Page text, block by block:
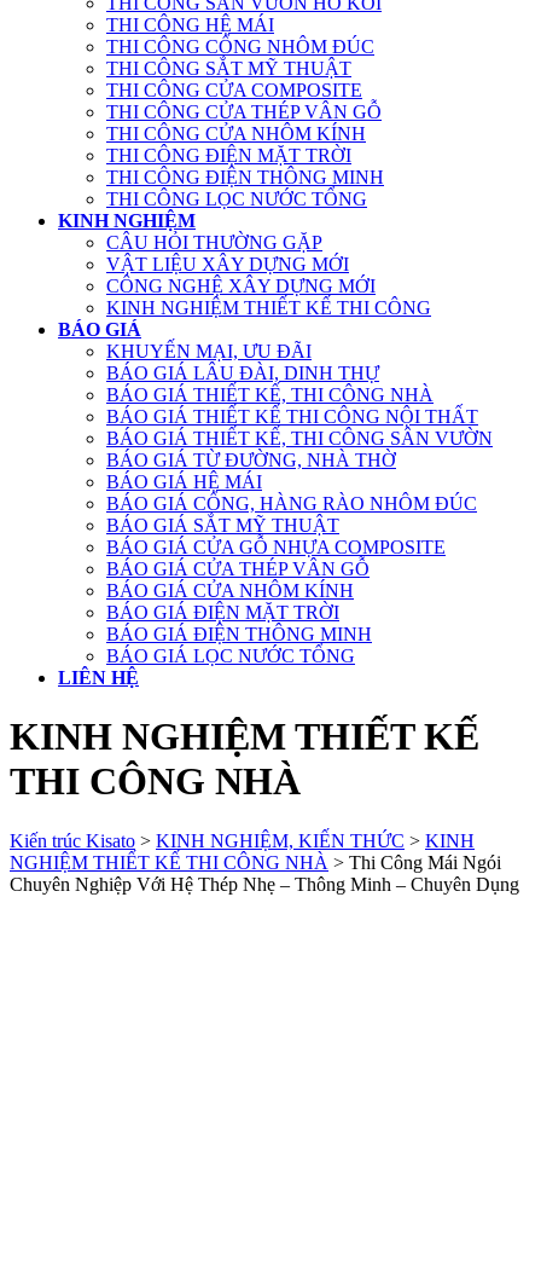
THI CÔNG HỆ MÁI
THI CÔNG CỔNG NHÔM ĐÚC
THI CÔNG SẮT MỸ THUẬT
THI CÔNG CỬA COMPOSITE
THI CÔNG CỬA THÉP VÂN GỖ
THI CÔNG CỬA NHÔM KÍNH
THI CÔNG ĐIỆN MẶT TRỜI
THI CÔNG ĐIỆN THÔNG MINH
THI CÔNG LỌC NƯỚC TỔNG
KINH NGHIỆM
CÂU HỎI THƯỜNG GẶP
VẬT LIỆU XÂY DỰNG MỚI
CÔNG NGHỆ XÂY DỰNG MỚI
KINH NGHIỆM THIẾT KẾ THI CÔNG
BÁO GIÁ
KHUYẾN MẠI, ƯU ĐÃI
BÁO GIÁ LÂU ĐÀI, DINH THỰ
BÁO GIÁ THIẾT KẾ, THI CÔNG NHÀ
BÁO GIÁ THIẾT KẾ THI CÔNG NỘI THẤT
BÁO GIÁ THIẾT KẾ, THI CÔNG SÂN VƯỜN
BÁO GIÁ TỪ ĐƯỜNG, NHÀ THỜ
BÁO GIÁ HỆ MÁI
BÁO GIÁ CỔNG, HÀNG RÀO NHÔM ĐÚC
BÁO GIÁ SẮT MỸ THUẬT
BÁO GIÁ CỬA GỖ NHỰA COMPOSITE
BÁO GIÁ CỬA THÉP VÂN GỖ
BÁO GIÁ CỬA NHÔM KÍNH
BÁO GIÁ ĐIỆN MẶT TRỜI
BÁO GIÁ ĐIỆN THÔNG MINH
BÁO GIÁ LỌC NƯỚC TỔNG
LIÊN HỆ
KINH NGHIỆM THIẾT KẾ
THI CÔNG NHÀ
Kiến trúc Kisato > KINH NGHIỆM, KIẾN THỨC > KINH
NGHIỆM THIẾT KẾ THI CÔNG NHÀ > Thi Công Mái Ngói
Chuyên Nghiệp Với Hệ Thép Nhẹ – Thông Minh – Chuyên Dụng